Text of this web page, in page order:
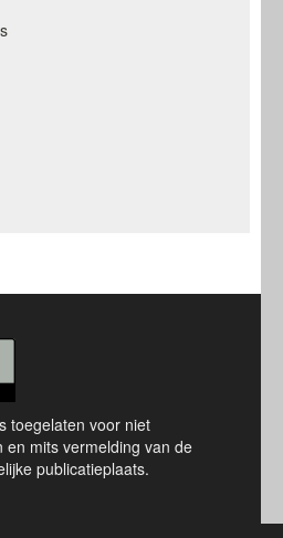
toegelaten voor niet
en mits vermelding van de
publicatieplaats.